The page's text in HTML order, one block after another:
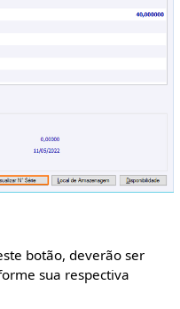
botão, deverão ser
sua respectiva